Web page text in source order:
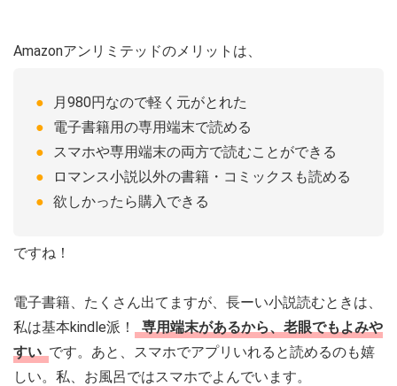
Amazonアンリミテッドのメリットは、
月980円なので軽く元がとれた
電子書籍用の専用端末で読める
スマホや専用端末の両方で読むことができる
ロマンス小説以外の書籍・コミックスも読める
欲しかったら購入できる
ですね！
電子書籍、たくさん出てますが、長ーい小説読むときは、
私は基本kindle派！
専用端末があるから、老眼でもよみや
すい です。あと、スマホでアプリいれると読めるのも嬉
しい。私、お風呂ではスマホでよんでいます。